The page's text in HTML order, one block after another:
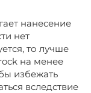
нанесение
нет
то лучше
на менее
избежать
вследствие